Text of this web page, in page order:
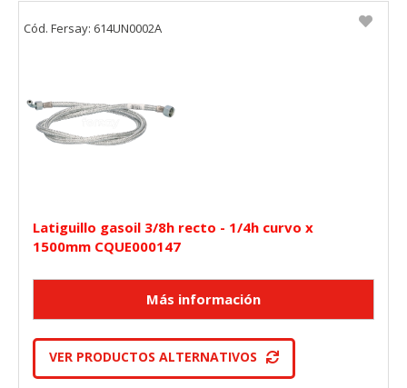
Latiguillo gasoil 3/8h recto - 1/4h curvo x
1500mm CQUE000147
VER PRODUCTOS ALTERNATIVOS
Cód. Fersay: 614UN0002A